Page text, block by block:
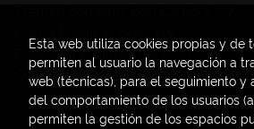
Papelería / material oficina
Consumo Sostenible
Esta web utiliza cookies propias y de
permiten al usuario la navegación a
web (técnicas), para el seguimiento y
del comportamiento de los usuarios
permiten la gestión de los espacios